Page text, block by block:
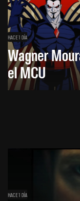
HACE 1 DÍA
Wagner
el MCU
HACE 1 DÍA